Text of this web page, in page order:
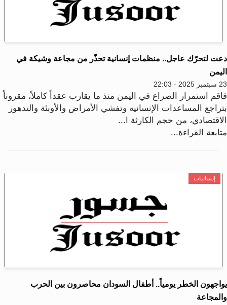
لتحرّك عاجل.. منظمات إنسانية تحذّر من مجاعة وشيكة في
- 22:03
استمرار الصراع في اليمن منذ ما يقارب عقداً كاملاً، مقروناً
المساعدات الإنسانية وتفشي الأمراض والأوبئة والتدهور
من حجم الكارثة ا...
القراءة...
إنسانيات
الخطر يومياً.. أطفال السودان محاصرون بين الحرب